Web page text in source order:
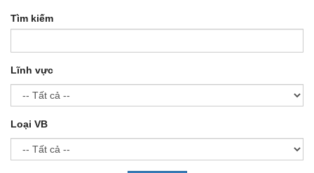
Tìm kiếm
Lĩnh vực
Loại VB